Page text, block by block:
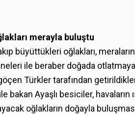
merayla buluştu
büyüttükleri oğlakları,
ile beraber doğada otlatmaya
Türkler tarafından
bakan Ayaşlı besiciler, havaların
oğlakların doğayla buluşması